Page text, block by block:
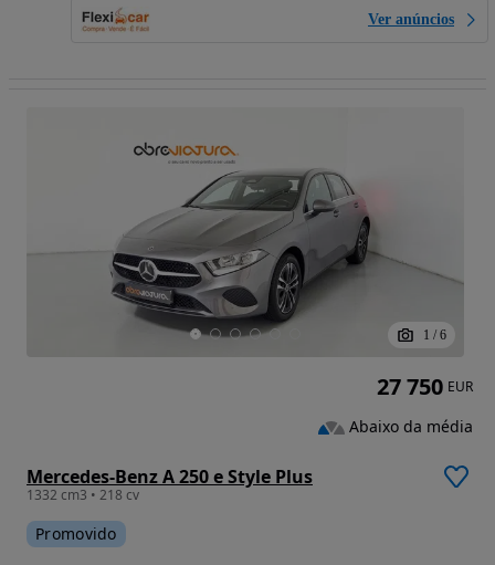
Ver anúncios
1 / 6
Mercedes-Benz A 250 e Style Plus
1332 cm3 • 218 cv
Promovido
27 750 EUR
Abaixo da média